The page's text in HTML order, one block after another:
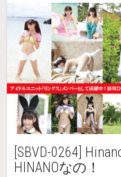
[SBVD-0264]
HINANOなの！